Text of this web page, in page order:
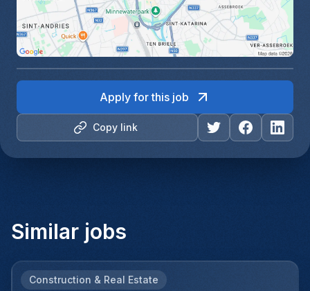
Copy link
Apply for this job
Similar jobs
Construction & Real Estate